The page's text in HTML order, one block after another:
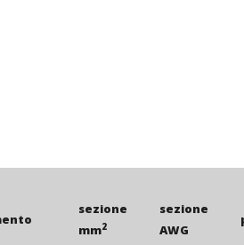
sezione
mm2
sezione
AWG